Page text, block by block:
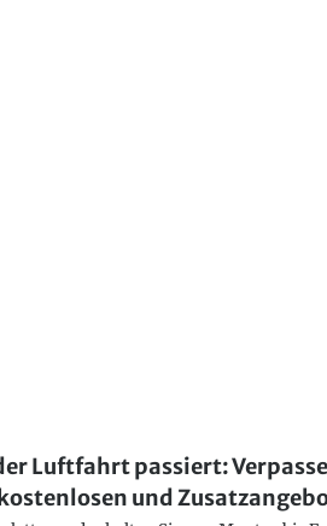
Luftfahrt passiert:
und